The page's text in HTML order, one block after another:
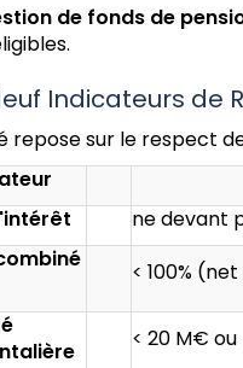
de fonds de
Indicateurs de
repose sur le respect
ne devant
< 100%
< 20 M€ ou